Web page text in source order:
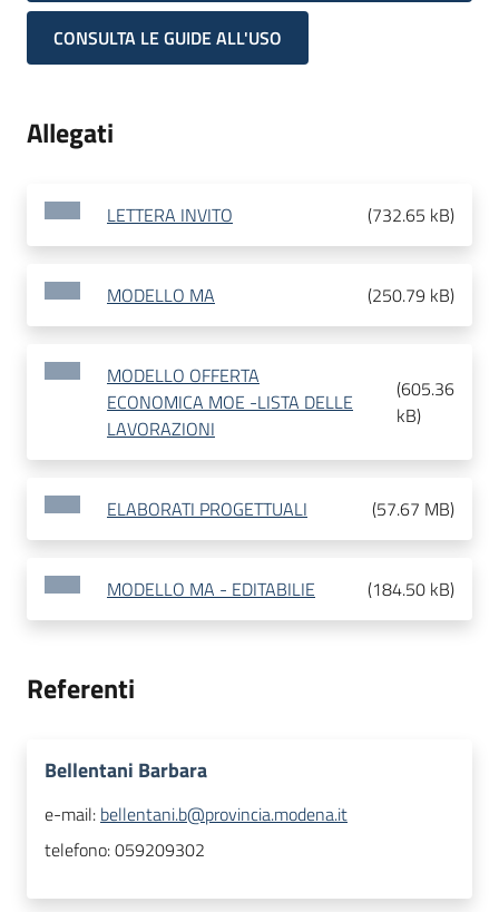
CONSULTA LE GUIDE ALL'USO
Allegati
LETTERA INVITO (732.65 kB)
MODELLO MA (250.79 kB)
MODELLO OFFERTA
ECONOMICA MOE -LISTA DELLE
LAVORAZIONI
(605.36
kB)
ELABORATI PROGETTUALI (57.67 MB)
MODELLO MA - EDITABILIE (184.50 kB)
Referenti
Bellentani Barbara
e-mail: bellentani.b@provincia.modena.it
telefono:059209302